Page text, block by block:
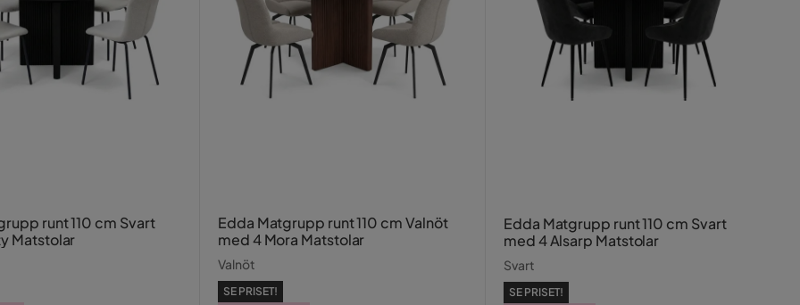
runt 110 cm Svart
Matstolar
Edda Matgrupp runt 110 cm Valnöt
med 4 Mora Matstolar
Valnöt
SE PRISET!
Edda Matgrupp runt 110 cm Svart
med 4 Alsarp Matstolar
Svart
SE PRISET!